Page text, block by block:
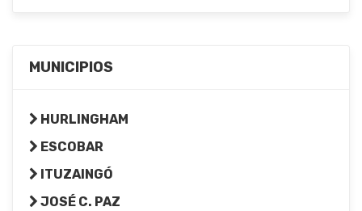
MUNICIPIOS
HURLINGHAM
ESCOBAR
ITUZAINGÓ
JOSÉ C. PAZ